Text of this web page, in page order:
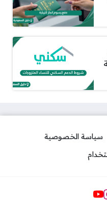
سياسة الخصوصية
التواصل